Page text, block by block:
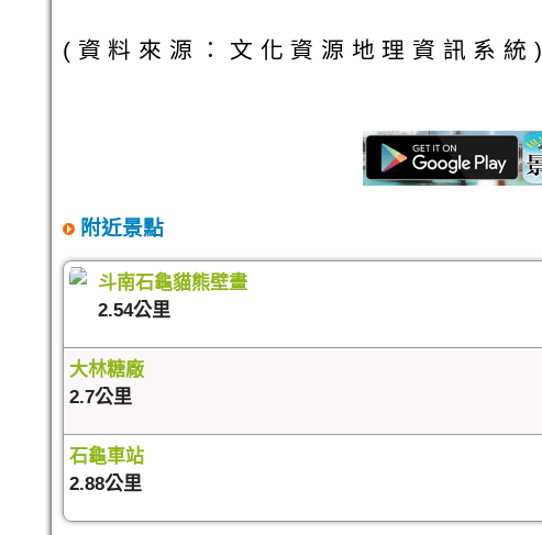
(資料來源：文化資源地理資訊系統)
附近景點
斗南石龜貓熊壁畫
2.54公里
大林糖廠
2.7公里
石龜車站
2.88公里